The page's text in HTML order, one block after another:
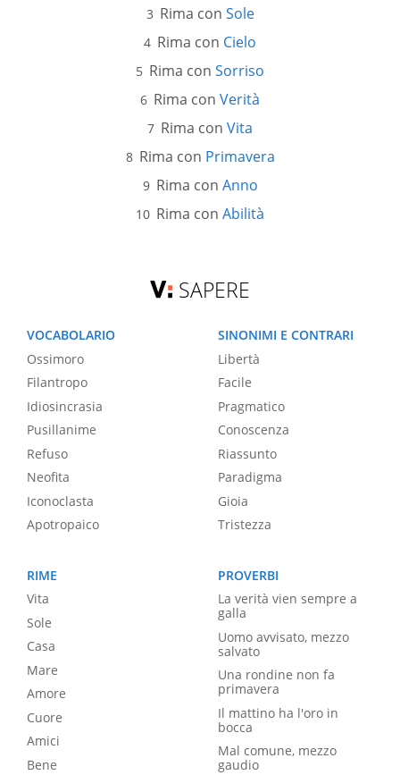
Rima con Sole
Rima con Cielo
Rima con Sorriso
Rima con Verità
Rima con Vita
Rima con Primavera
Rima con Anno
Rima con Abilità
SAPERE
VOCABOLARIO
Ossimoro
Filantropo
Idiosincrasia
Pusillanime
Refuso
Neofita
Iconoclasta
Apotropaico
SINONIMI E CONTRARI
Libertà
Facile
Pragmatico
Conoscenza
Riassunto
Paradigma
Gioia
Tristezza
RIME
Vita
Sole
Casa
Mare
Amore
Cuore
Amici
Bene
PROVERBI
La verità vien sempre a
galla
Uomo avvisato, mezzo
salvato
Una rondine non fa
primavera
Il mattino ha l'oro in
bocca
Mal comune, mezzo
gaudio